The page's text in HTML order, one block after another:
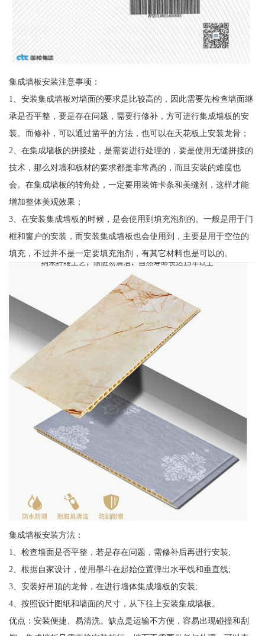
集成墙板安装注意事项：
1、安装集成墙板对墙面的要求是比较高的，因此需要先检查墙面继
承是否平整，要是存在问题，需要行修补，方可进行集成墙板的安
装。而修补，可以通过凿平的方法，也可以在天花板上安装龙骨；
2、在集成墙板的拼接处，是需要进行处理的，要是使用无缝拼接的
技术，那么对墙和板材的要求都是非常高的，而且安装的难度也
会。在集成墙板的转角处，一定要用装饰卡条和美缝剂，这样才能
增加整体美观效果；
3、在安装集成墙板的时候，是会使用到填充泡剂的。一般是用于门
框和窗户的安装，而安装集成墙板也会使用到，主要是用于空位的
填充，不过并不是一定要填充泡剂，有其它材料也是可以的。
集成墙板安装方法：
1、检查墙面是否平整，若是存在问题，需修补后再进行安装;
2、根据自家设计，使用墨斗在起始位置弹出水平线和垂直线;
3、安装好吊顶的龙骨，在进行墙体集成墙板的安装;
4、按照设计图纸和墙面的尺寸，从下往上安装集成墙板。
优点：安装便捷、易清洗。缺点是运输不方便，容易出现碰撞和刮